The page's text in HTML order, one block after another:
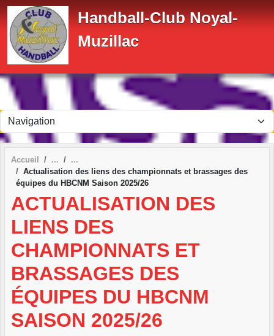
Handball-Club Noyal-
Muzillac
Accueil
Actualisation des liens des championnats et brassages des
équipes du HBCNM Saison 2025/26
ACTUALISATION DES
LIENS DES
CHAMPIONNATS ET
BRASSAGES DES
ÉQUIPES DU HBCNM
SAISON 2025/26
Panneau de gestion des cookies